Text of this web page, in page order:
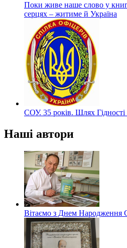
Поки живе наше слово у
серцях – житиме й Україна
СОУ. 35 років. Шлях Гідності
Наші автори
Вітаємо з Днем Народження